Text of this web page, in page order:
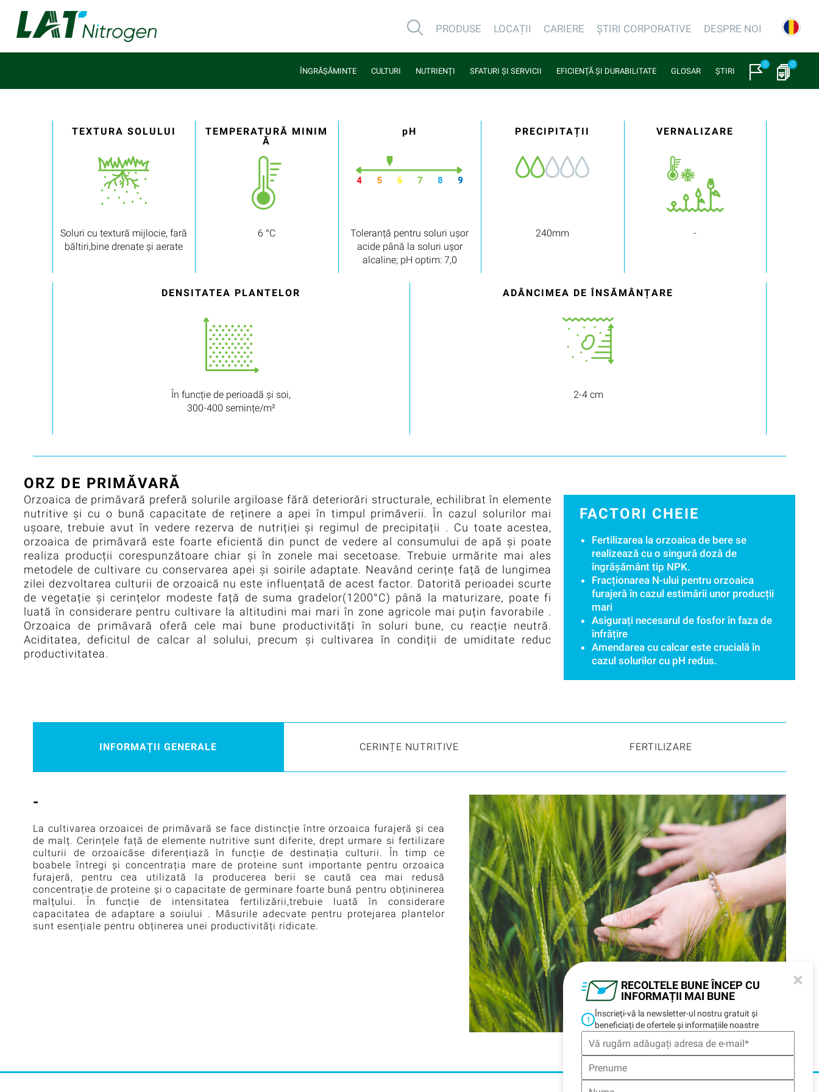
RECOLTELE BUNE ÎNCEP CU
INFORMAȚII MAI BUNE
×
1
Înscrieți-vă la newsletter-ul nostru gratuit și
beneficiați de ofertele și informațiile noastre
PRODUSE LOCAȚII CARIERE ȘTIRI CORPORATIVE DESPRE NOI
ÎNGRĂȘĂMINTE CULTURI NUTRIENȚI SFATURI ȘI SERVICII EFICIENŢĂ ŞI DURABILITATE GLOSAR ȘTIRI
0 0
TEXTURA SOLULUI
Soluri cu textură mijlocie, fară
băltiri,bine drenate și aerate
TEMPERATURĂ MINIM
Ă
6 °C
pH
Toleranță pentru soluri ușor
acide până la soluri ușor
alcaline; pH optim: 7,0
PRECIPITAȚII
240mm
VERNALIZARE
-
DENSITATEA PLANTELOR
În funcție de perioadă și soi,
300-400 semințe/m²
ADÂNCIMEA DE ÎNSĂMÂNȚARE
2-4 cm
ORZ DE PRIMĂVARĂ
Orzoaica de primăvară preferă solurile argiloase fără deteriorări structurale, echilibrat în elemente
nutritive și cu o bună capacitate de reținere a apei în timpul primăverii. În cazul solurilor mai
ușoare, trebuie avut în vedere rezerva de nutriției și regimul de precipitații . Cu toate acestea,
orzoaica de primăvară este foarte eficientă din punct de vedere al consumului de apă și poate
realiza producții corespunzătoare chiar și în zonele mai secetoase. Trebuie urmărite mai ales
metodele de cultivare cu conservarea apei și soirile adaptate. Neavând cerințe față de lungimea
zilei dezvoltarea culturii de orzoaică nu este influențată de acest factor. Datorită perioadei scurte
de vegetație și cerințelor modeste față de suma gradelor(1200°C) până la maturizare, poate fi
luată în considerare pentru cultivare la altitudini mai mari în zone agricole mai puțin favorabile .
Orzoaica de primăvară oferă cele mai bune productivități în soluri bune, cu reacție neutră.
Aciditatea, deficitul de calcar al solului, precum și cultivarea în condiții de umiditate reduc
productivitatea.
FACTORI CHEIE
Fertilizarea la orzoaica de bere se
realizează cu o singură doză de
îngrășământ tip NPK.
Fracționarea N-ului pentru orzoaica
furajeră în cazul estimării unor producții
mari
Asigurați necesarul de fosfor în faza de
înfrățire
Amendarea cu calcar este crucială în
cazul solurilor cu pH redus.
INFORMAȚII GENERALE CERINȚE NUTRITIVE FERTILIZARE
-
La cultivarea orzoaicei de primăvară se face distincție între orzoaica furajeră și cea
de malț. Cerințele față de elemente nutritive sunt diferite, drept urmare si fertilizare
culturii de orzoaicăse diferențiază în funcție de destinația culturii. În timp ce
boabele întregi și concentrația mare de proteine sunt importante pentru orzoaica
furajeră, pentru cea utilizată la producerea berii se caută cea mai redusă
concentrație de proteine și o capacitate de germinare foarte bună pentru obțininerea
malțului. În funcție de intensitatea fertilizării,trebuie luată în considerare
capacitatea de adaptare a soiului . Măsurile adecvate pentru protejarea plantelor
sunt esențiale pentru obținerea unei productivități ridicate.